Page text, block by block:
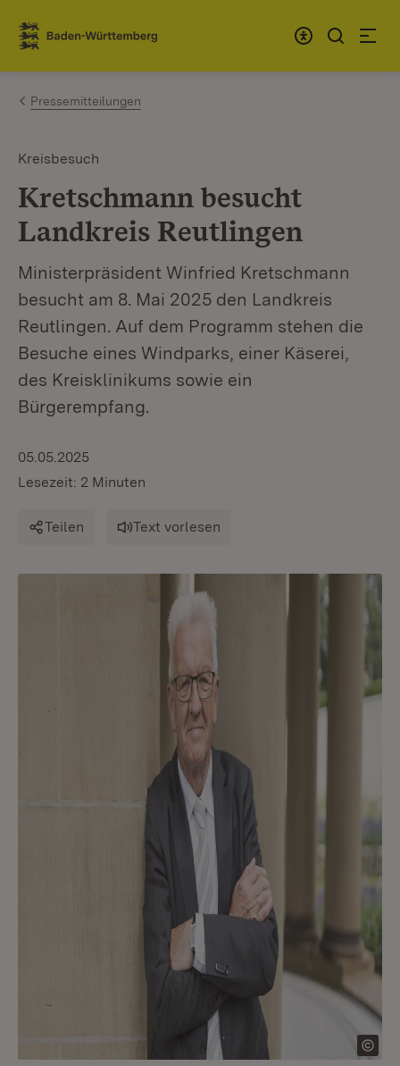
Zum Inhalt springen
Link zur Startseite
Pressemitteilungen
Kreisbesuch
Kretschmann besucht
Landkreis Reutlingen
Ministerpräsident Winfried Kretschmann
besucht am 8. Mai 2025 den Landkreis
Reutlingen. Auf dem Programm stehen die
Besuche eines Windparks, einer Käserei,
des Kreisklinikums sowie ein
Bürgerempfang.
05.05.2025
Lesezeit: 2 Minuten
Teilen Text vorlesen